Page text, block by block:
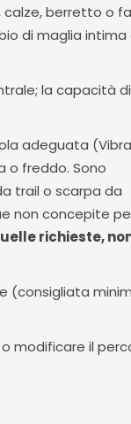
calze, berretto o
di maglia intima
la capacità
adeguata
o freddo. Sono
trail o scarpa da
non concepite
richieste,
(consigliata
modificare il